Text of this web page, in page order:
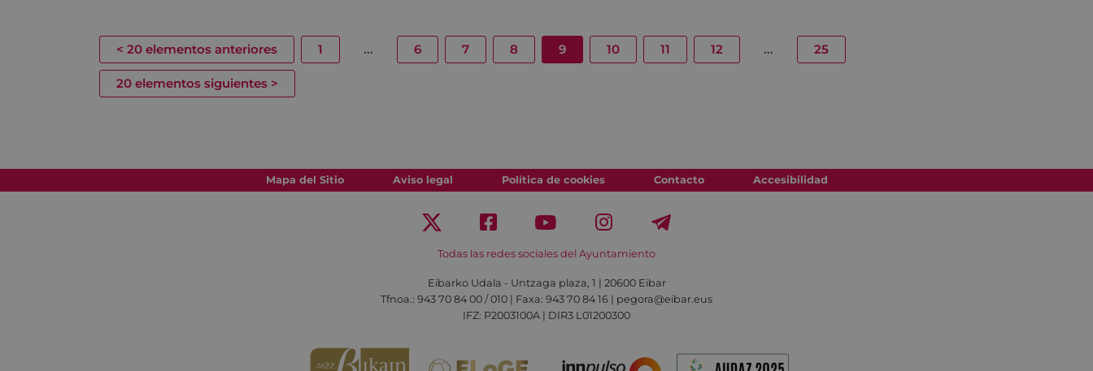
< 20 elementos anteriores 1 ... 6 7 8 9 10 11 12 ... 25
20 elementos siguientes >
Mapa del Sitio Aviso legal Política de cookies Contacto Accesibilidad
Todas las redes sociales del Ayuntamiento
Eibarko Udala - Untzaga plaza, 1 | 20600 Eibar
Tfnoa.: 943 70 84 00 / 010 | Faxa: 943 70 84 16 | pegora@eibar.eus
IFZ: P2003100A | DIR3 L01200300